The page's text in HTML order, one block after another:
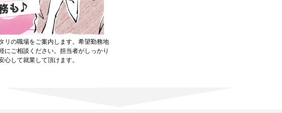
リの職場をご案内します。希望勤務地
にご相談ください。担当者がしっかり
心して就業して頂けます。